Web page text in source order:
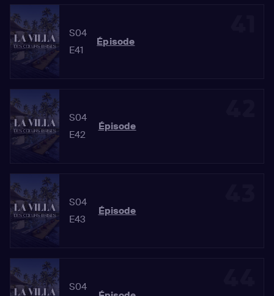
S04
E41
Épisode
S04
E42
Épisode
S04
E43
Épisode
S04